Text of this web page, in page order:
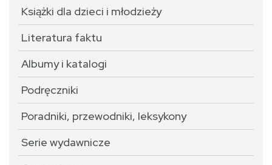
Książki dla dzieci i młodzieży
Literatura faktu
Albumy i katalogi
Podręczniki
Poradniki, przewodniki, leksykony
Serie wydawnicze